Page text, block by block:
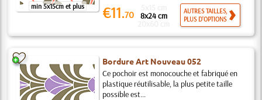
min 5x15cm et plus €11.70 8x24 cm
AUTRES TAILLES,
PLUS D'OPTIONS
Bordure Art Nouveau 052
Ce pochoir est monocouche et fabriqué en
plastique réutilisable, la plus petite taille
possible est...